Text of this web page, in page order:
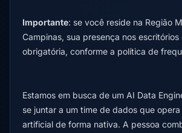
Importante: se você reside na Região
Campinas, sua presença nos
obrigatória, conforme a política de
Estamos em busca de um AI Data
se juntar a um time de dados que
artificial de forma nativa. A pessoa